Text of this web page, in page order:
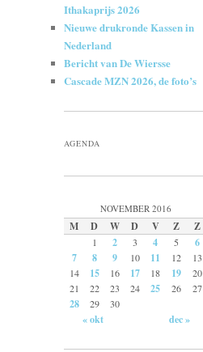
Ithakaprijs 2026
Nieuwe drukronde Kassen in
Nederland
Bericht van De Wiersse
Cascade MZN 2026, de foto’s
AGENDA
NOVEMBER 2016
M D W D V Z Z
1 2 3 4 5
6
7
8 9 10 11 12
13
14
15 16 17 18 19
20
21
22 23 24 25 26 27
28 29 30
« okt dec »